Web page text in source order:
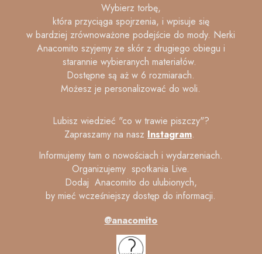
Wybierz torbę,
która przyciąga spojrzenia, i wpisuje się
w bardziej zrównoważone podejście do mody. Nerki
Anacomito szyjemy ze skór z drugiego obiegu i
starannie wybieranych materiałów.
Dostępne są aż w 6 rozmiarach.
Możesz je personalizować do woli.
Lubisz wiedzieć "co w trawie piszczy"?
Zapraszamy na nasz Instagram.
Informujemy tam o nowościach i wydarzeniach.
Organizujemy spotkania Live.
Dodaj Anacomito do ulubionych,
by mieć wcześniejszy dostęp do informacji.
@anacomito